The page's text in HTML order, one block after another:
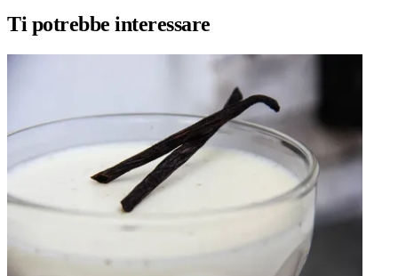
Ti potrebbe interessare